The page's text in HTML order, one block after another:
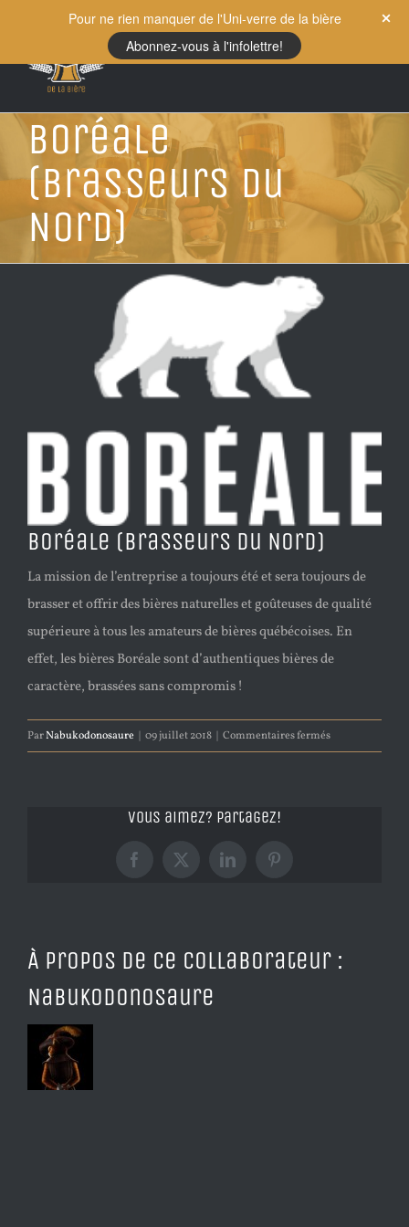
content
Boréale
(Brasseurs du
Nord)
Boréale (Brasseurs du Nord)
La mission de l’entreprise a toujours été et sera toujours de
brasser et offrir des bières naturelles et goûteuses de qualité
supérieure à tous les amateurs de bières québécoises. En
effet, les bières Boréale sont d’authentiques bières de
caractère, brassées sans compromis !
ParNabukodonosaure 09 juillet 2018 Commentaires ferméssur
Boréale
Vous aimez? Partagez!
Facebook
X LinkedInPinterest
À propos de ce collaborateur :
Nabukodonosaure
Pour ne rien manquer de l'Uni-verre de la bière
Abonnez-vous à l'infolettre!